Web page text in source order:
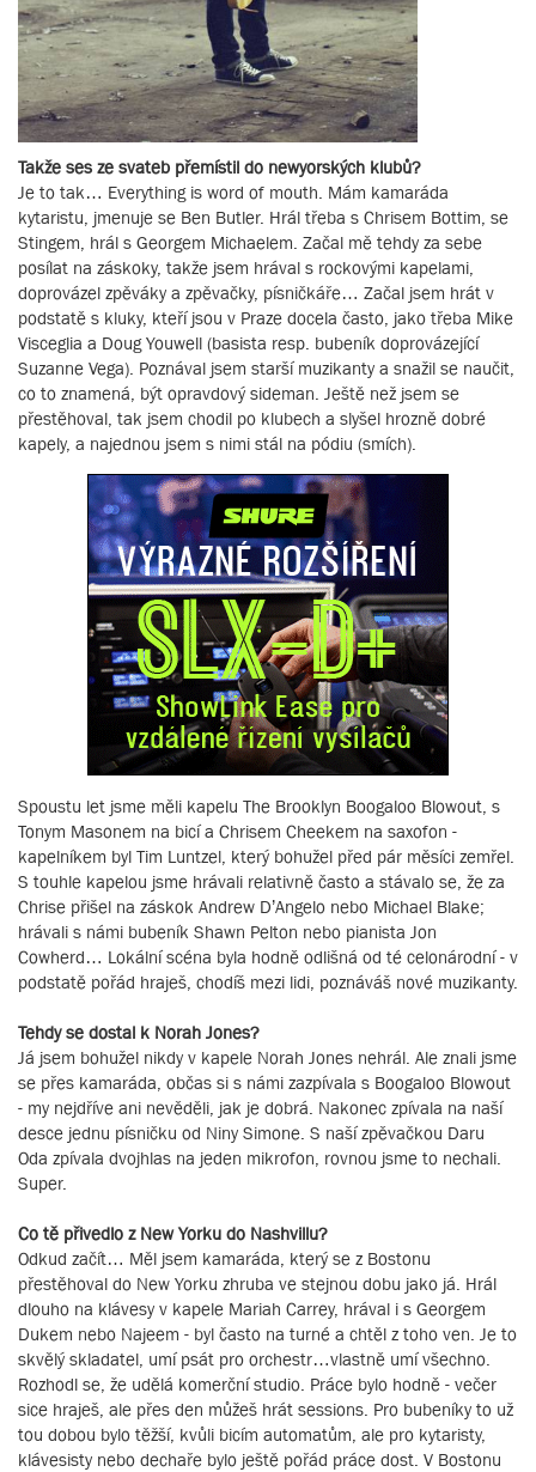
Takže ses ze svateb přemístil do newyorských klubů?
Je to tak… Everything is word of mouth. Mám kamaráda
kytaristu, jmenuje se Ben Butler. Hrál třeba s Chrisem Bottim, se
Stingem, hrál s Georgem Michaelem. Začal mě tehdy za sebe
posílat na záskoky, takže jsem hrával s rockovými kapelami,
doprovázel zpěváky a zpěvačky, písničkáře… Začal jsem hrát v
podstatě s kluky, kteří jsou v Praze docela často, jako třeba Mike
Visceglia a Doug Youwell (basista resp. bubeník doprovázející
Suzanne Vega). Poznával jsem starší muzikanty a snažil se naučit,
co to znamená, být opravdový sideman. Ještě než jsem se
přestěhoval, tak jsem chodil po klubech a slyšel hrozně dobré
kapely, a najednou jsem s nimi stál na pódiu (smích).
Spoustu let jsme měli kapelu The Brooklyn Boogaloo Blowout, s
Tonym Masonem na bicí a Chrisem Cheekem na saxofon -
kapelníkem byl Tim Luntzel, který bohužel před pár měsíci zemřel.
S touhle kapelou jsme hrávali relativně často a stávalo se, že za
Chrise přišel na záskok Andrew D’Angelo nebo Michael Blake;
hrávali s námi bubeník Shawn Pelton nebo pianista Jon
Cowherd… Lokální scéna byla hodně odlišná od té celonárodní - v
podstatě pořád hraješ, chodíš mezi lidi, poznáváš nové muzikanty.
Tehdy se dostal k Norah Jones?
Já jsem bohužel nikdy v kapele Norah Jones nehrál. Ale znali jsme
se přes kamaráda, občas si s námi zazpívala s Boogaloo Blowout
- my nejdříve ani nevěděli, jak je dobrá. Nakonec zpívala na naší
desce jednu písničku od Niny Simone. S naší zpěvačkou Daru
Oda zpívala dvojhlas na jeden mikrofon, rovnou jsme to nechali.
Super.
Co tě přivedlo z New Yorku do Nashvillu?
Odkud začít… Měl jsem kamaráda, který se z Bostonu
přestěhoval do New Yorku zhruba ve stejnou dobu jako já. Hrál
dlouho na klávesy v kapele Mariah Carrey, hrával i s Georgem
Dukem nebo Najeem - byl často na turné a chtěl z toho ven. Je to
skvělý skladatel, umí psát pro orchestr…vlastně umí všechno.
Rozhodl se, že udělá komerční studio. Práce bylo hodně - večer
sice hraješ, ale přes den můžeš hrát sessions. Pro bubeníky to už
tou dobou bylo těžší, kvůli bicím automatům, ale pro kytaristy,
klávesisty nebo dechaře bylo ještě pořád práce dost. V Bostonu